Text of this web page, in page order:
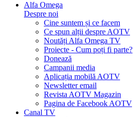
Alfa Omega
Despre noi
Cine suntem și ce facem
Ce spun alții despre AOTV
Noutăți Alfa Omega TV
Proiecte - Cum poți fi parte?
Donează
Campanii media
Aplicația mobilă AOTV
Newsletter email
Revista AOTV Magazin
Pagina de Facebook AOTV
Canal TV